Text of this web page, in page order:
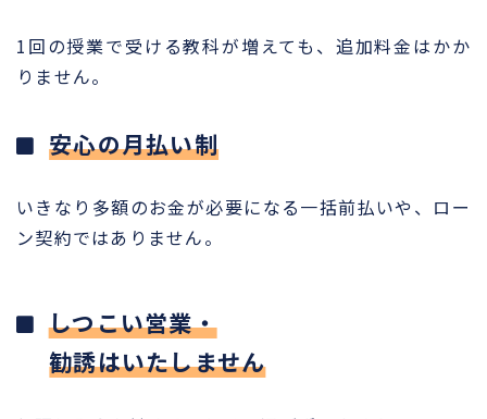
1回の授業で受ける教科が増えても、追加料金はかか
りません。
安心の月払い制
いきなり多額のお金が必要になる一括前払いや、ロー
ン契約ではありません。
しつこい営業・
勧誘はいたしません